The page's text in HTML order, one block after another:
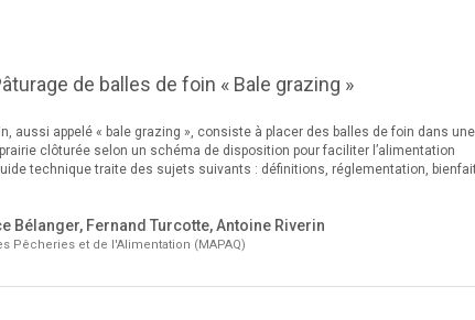
de balles de foin « Bale grazing »
aussi appelé « bale grazing », consiste à placer des balles de foin dans une
clôturée selon un schéma de disposition pour faciliter l’alimentation
technique traite des sujets suivants : définitions, réglementation,
Bélanger, Fernand Turcotte, Antoine Riverin
Pêcheries et de l'Alimentation (MAPAQ)